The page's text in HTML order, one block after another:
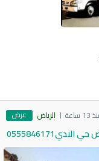
ساعة الرياض عرض